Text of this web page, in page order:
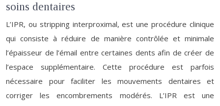
soins dentaires
L’IPR, ou stripping interproximal, est une procédure clinique
qui consiste à réduire de manière contrôlée et minimale
l’épaisseur de l’émail entre certaines dents afin de créer de
l’espace supplémentaire. Cette procédure est parfois
nécessaire pour faciliter les mouvements dentaires et
corriger les encombrements modérés. L’IPR est une